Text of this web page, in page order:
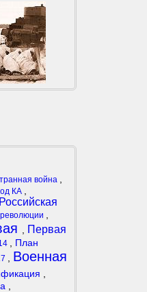
война
КА
Российская
революции
Первая
План
Военная